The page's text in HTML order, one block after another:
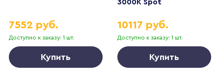
Доступно к заказу: 1 шт.
7552 руб.
Купить
3000K Spot
Доступно к заказу: 1 шт.
10117 руб.
Купить